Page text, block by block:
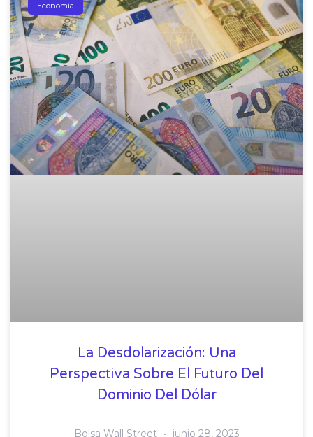
Economía
La Desdolarización: Una
Perspectiva Sobre El Futuro Del
Dominio Del Dólar
Bolsa Wall Street junio 28, 2023